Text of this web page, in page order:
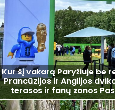
Kur šį vakarą Paryžiuje be
Prancūzijos ir Anglijos
terasos ir fanų zonos